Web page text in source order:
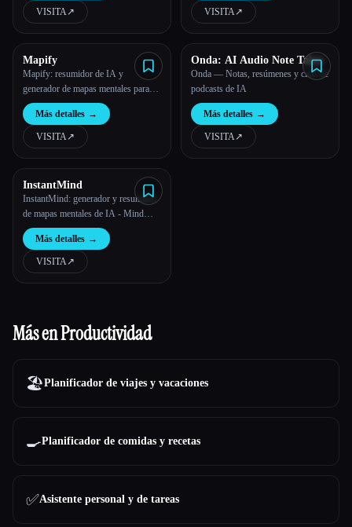
VISITA↗︎
utilizan la información. Integrar
funciones de búsqueda inteligente
perfectas
VISITA↗︎
Mapify
Mapify: resumidor de IA y
generador de mapas mentales para
PDF, vídeos y páginas web
Más detalles →
VISITA↗︎
Onda: AI Audio Note Taker
Onda — Notas, resúmenes y citas de
podcasts de IA
Más detalles →
VISITA↗︎
InstantMind
InstantMind: generador y resumidor
de mapas mentales de IA - MindMap
AI
Más detalles →
VISITA↗︎
Más en Productividad
🏖Planificador de viajes y vacaciones
🍳Planificador de comidas y recetas
✅Asistente personal y de tareas